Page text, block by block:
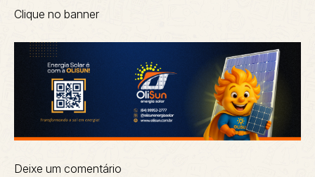
Clique no banner
Deixe um comentário